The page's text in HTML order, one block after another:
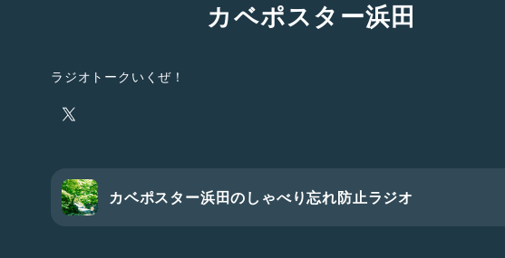
カベポスター浜田
ラジオトークいくぜ！
カベポスター浜田のしゃべり忘れ防止ラジオ